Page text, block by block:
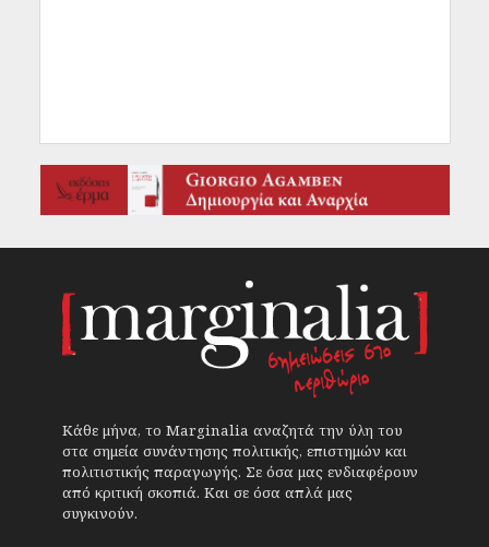
Κάθε μήνα, το Marginalia αναζητά την ύλη του
στα σημεία συνάντησης πολιτικής, επιστημών και
πολιτιστικής παραγωγής. Σε όσα μας ενδιαφέρουν
από κριτική σκοπιά. Και σε όσα απλά μας
συγκινούν.